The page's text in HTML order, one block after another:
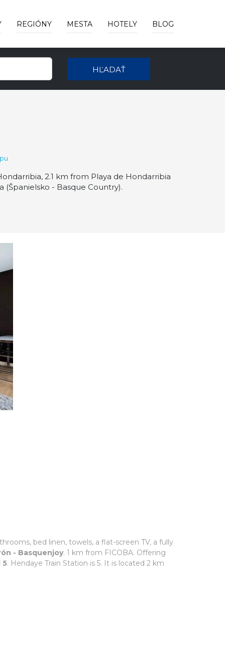
REGIÓNY MESTA HOTELY BLOG
HĽADAŤ
2.1 km from Playa de Hondarribia
(Španielsko - Basque Country).
bed linen, towels, a flat-screen TV, a fully
- Basquenjoy. 1 km from FICOBA. Offering
5. Hendaye Train Station is 5. It is located 2 km